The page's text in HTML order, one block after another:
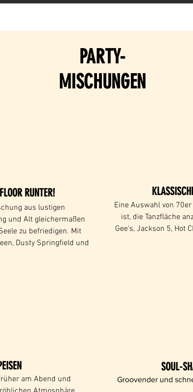
PARTY-
MISCHUNGEN
RUNTER!
aus lustigen
und Alt gleichermaßen
zu befriedigen. Mit
Dusty Springfield und
Eine Auswahl von
ist, die Tanzfläche
Gee's, Jackson 5, Hot
am Abend und
SOUL-
Groovender und